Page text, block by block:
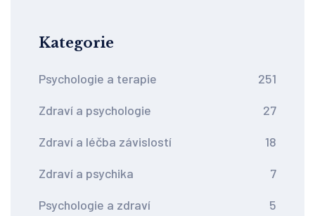
Kategorie
Psychologie a terapie 251
Zdraví a psychologie 27
Zdraví a léčba závislostí 18
Zdraví a psychika 7
Psychologie a zdraví 5